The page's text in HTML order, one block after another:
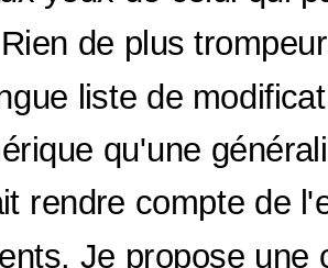
de plus
liste de
qu'une
rendre compte de
Je propose une